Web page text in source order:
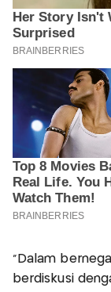
"Dalam
berdiskusi